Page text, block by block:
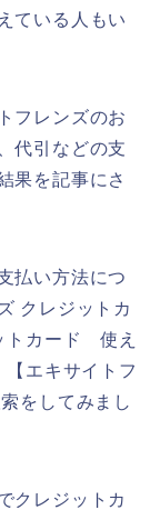
ている人もい
フレンズのお
代引などの支
果を記事にさ
払い方法につ
クレジットカ
トカード 使え
エキサイトフ
をしてみまし
クレジットカ